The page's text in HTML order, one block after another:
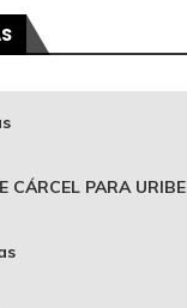
CÁRCEL PARA URIBE